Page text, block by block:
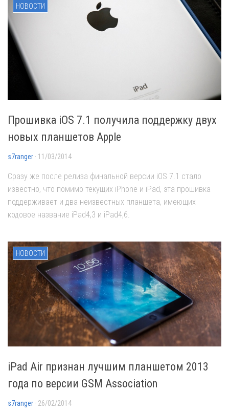
НОВОСТИ
Прошивка iOS 7.1 получила поддержку двух
новых планшетов Apple
s7ranger · 11/03/2014
Сразу же после релиза финальной версии iOS 7.1 стало
известно, что помимо текущих iPhone и iPad, эта прошивка
поддерживает и два неизвестных планшета, имеющих
кодовое название iPad4,3 и iPad4,6.
НОВОСТИ
iPad Air признан лучшим планшетом 2013
года по версии GSM Association
s7ranger · 26/02/2014